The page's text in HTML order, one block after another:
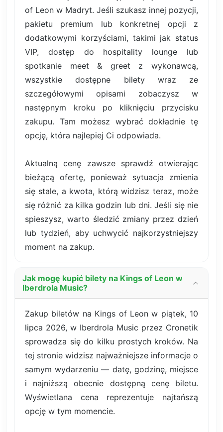
of Leon w Madryt. Jeśli szukasz innej pozycji,
pakietu premium lub konkretnej opcji z
dodatkowymi korzyściami, takimi jak status
VIP, dostęp do hospitality lounge lub
spotkanie meet & greet z wykonawcą,
wszystkie dostępne bilety wraz ze
szczegółowymi opisami zobaczysz w
następnym kroku po kliknięciu przycisku
zakupu. Tam możesz wybrać dokładnie tę
opcję, która najlepiej Ci odpowiada.
Aktualną cenę zawsze sprawdź otwierając
bieżącą ofertę, ponieważ sytuacja zmienia
się stale, a kwota, którą widzisz teraz, może
się różnić za kilka godzin lub dni. Jeśli się nie
spieszysz, warto śledzić zmiany przez dzień
lub tydzień, aby uchwycić najkorzystniejszy
moment na zakup.
Jak mogę kupić bilety na Kings of Leon w
Iberdrola Music?
Zakup biletów na Kings of Leon w piątek, 10
lipca 2026, w Iberdrola Music przez Cronetik
sprowadza się do kilku prostych kroków. Na
tej stronie widzisz najważniejsze informacje o
samym wydarzeniu — datę, godzinę, miejsce
i najniższą obecnie dostępną cenę biletu.
Wyświetlana cena reprezentuje najtańszą
opcję w tym momencie.